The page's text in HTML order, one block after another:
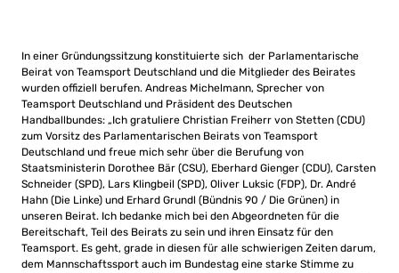
In einer Gründungssitzung konstituierte sich der Parlamentarische
Beirat von Teamsport Deutschland und die Mitglieder des Beirates
wurden offiziell berufen. Andreas Michelmann, Sprecher von
Teamsport Deutschland und Präsident des Deutschen
Handballbundes: „Ich gratuliere Christian Freiherr von Stetten (CDU)
zum Vorsitz des Parlamentarischen Beirats von Teamsport
Deutschland und freue mich sehr über die Berufung von
Staatsministerin Dorothee Bär (CSU), Eberhard Gienger (CDU), Carsten
Schneider (SPD), Lars Klingbeil (SPD), Oliver Luksic (FDP), Dr. André
Hahn (Die Linke) und Erhard Grundl (Bündnis 90 / Die Grünen) in
unseren Beirat. Ich bedanke mich bei den Abgeordneten für die
Bereitschaft, Teil des Beirats zu sein und ihren Einsatz für den
Teamsport. Es geht, grade in diesen für alle schwierigen Zeiten darum,
dem Mannschaftssport auch im Bundestag eine starke Stimme zu